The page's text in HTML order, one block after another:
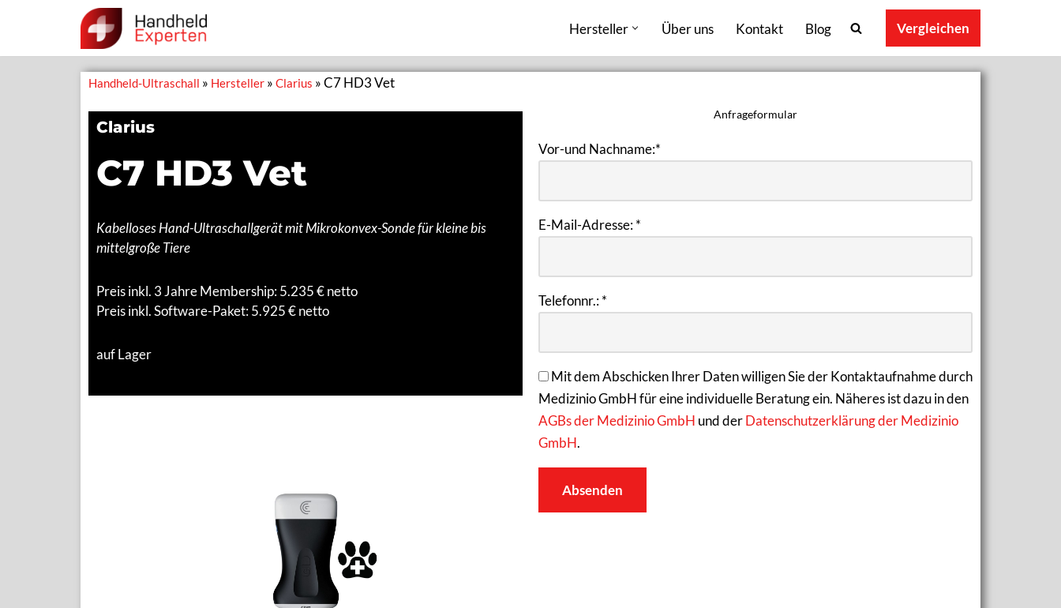
Hersteller
CLARIUS
PAL HD3
C3 HD3
L15 HD3
GE
Vscan Air
Über uns Kontakt Blog Vergleichen
Handheld-Ultraschall » Hersteller » Clarius »C7 HD3 Vet
Clarius
C7 HD3 Vet
Kabelloses Hand-Ultraschallgerät mit Mikrokonvex-Sonde für kleine bis
mittelgroße Tiere
Preis inkl. 3 Jahre Membership:5.235€ netto
Preis inkl. Software-Paket: 5.925 € netto
auf Lager
Anfrageformular
Vor-und Nachname:*
E-Mail-Adresse:*
Telefonnr.:*
Mit dem Abschicken Ihrer Daten willigen Sie der Kontaktaufnahme durch
Medizinio GmbH für eine individuelle Beratung ein. Näheres ist dazu in den
AGBs der Medizinio GmbH und derDatenschutzerklärung der Medizinio
GmbH.
Absenden